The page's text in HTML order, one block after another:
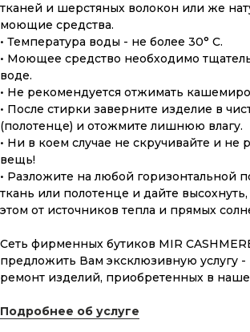
тканей и шерстяных волокон или же
моющие средства.
• Температура воды - не более 30° С.
• Моющее средство необходимо
воде.
• Не рекомендуется отжимать
• После стирки заверните изделие в
(полотенце) и отожмите лишнюю влагу.
• Ни в коем случае не скручивайте и не
вещь!
• Разложите на любой горизонтальной
ткань или полотенце и дайте
этом от источников тепла и прямых
Сеть фирменных бутиков MIR
предложить Вам эксклюзивную услугу -
ремонт изделий, приобретенных в
Подробнее об услуге
ПОДАРОЧНАЯ КАРТА
Что может быть лучше подарка,
и рассчитанного на долгие годы?